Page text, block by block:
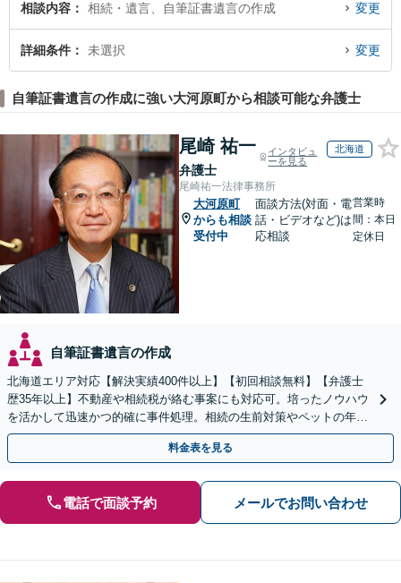
護士を検索したい』『初回相談無料で自筆証書遺言の作成を法律相談できる大
河原町内の弁護士に相談予約したい』などでお困りの相談者さんにおすすめで
す。
相談内容 相続・遺言、自筆証書遺言の作成 変更
詳細条件 未選択 変更
自筆証書遺言の作成に強い大河原町から相談可能な弁護士
尾崎 祐一
弁護士
インタビュ
ーを見る
北海道
尾崎祐一法律事務所
大河原町
からも相談
受付中
面談方法(対面・電
話・ビデオなど)は
応相談
営業時
間：本日
定休日
自筆証書遺言の作成
北海道エリア対応【解決実績400件以上】【初回相談無料】【弁護士
歴35年以上】不動産や相続税が絡む事案にも対応可。培ったノウハウ
を活かして迅速かつ的確に事件処理。相続の生前対策やペットの年金
システムもお任せ【完全個室】【自衛隊前駅8分】
料金表を見る
電話で面談予約 メールでお問い合わせ